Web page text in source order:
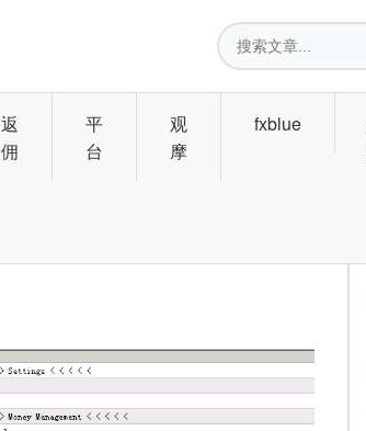
搜
索
返
佣
平
台
观
摩
fxblue